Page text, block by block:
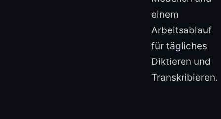
einem
Arbeitsablauf
für tägliches
Diktieren und
Transkribieren.